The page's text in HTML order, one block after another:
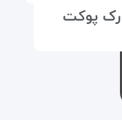
پوکت